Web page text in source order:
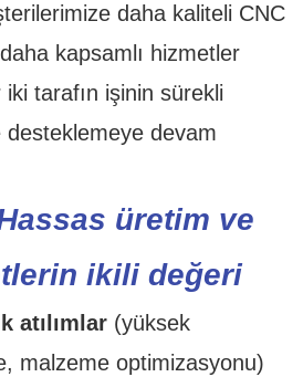
daha kaliteli CNC
kapsamlı hizmetler
tarafın işinin sürekli
desteklemeye devam
üretim ve
ikili değeri
atılımlar (yüksek
malzeme optimizasyonu)